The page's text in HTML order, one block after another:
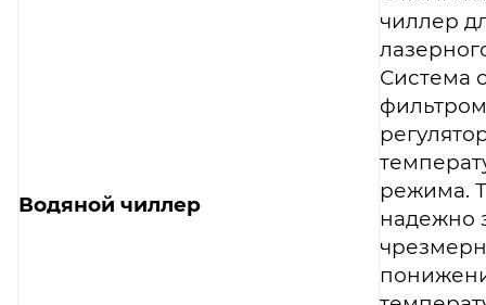
Водяной чиллер
чиллер
Система
режима.
надежно